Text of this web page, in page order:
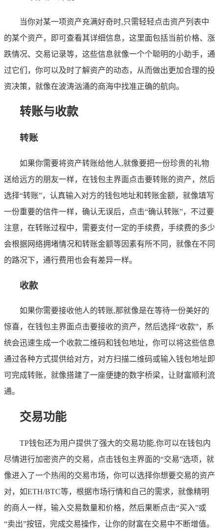
当你对某一项资产充满好奇时,只需轻轻点击资产列表中
的某个资产，即可查看其详细信息，这里面包括当前价格、涨
跌情况、交易记录等，这些信息就像一个个聪明的小助手，通
过它们，你可以及时了解资产的动态，从而做出更加合理的投
资决策，就像在波涛汹涌的商海中找准正确的航向。
转账与收款
转账
如果你需要将资产转账给他人,就像要把一份珍贵的礼物
送给远方的朋友一样，在钱包主界面点击要转账的资产，然后
选择“转账”，认真输入对方的钱包地址和转账金额，就像填写
一份重要的信件一样，确认无误后，点击“确认转账”，不过要
注意，在转账过程中，需要支付一定的手续费，手续费的多少
会根据网络拥堵情况和转账金额等因素有所不同，就像在不同
的路况下，通行费用也会有差异一样。
收款
如果你需要接收他人的转账,那就像是在等待一份美好的
惊喜，在钱包主界面点击要接收的资产，然后选择“收款”，系
统会迅速生成一个收款二维码和钱包地址，你可以将这些信息
通过各种方式提供给对方，对方扫描二维码或输入钱包地址即
可完成转账，就像搭建了一座便捷的数字桥梁，让财富顺利流
通。
交易功能
TP钱包还为用户提供了强大的交易功能,你可以在钱包内
尽情进行加密资产的交易，点击钱包主界面的“交易”选项，就
像进入了一个热闹的交易市场，你可以选择你想要交易的资产
对，如ETH/BTC等，根据市场行情和自己的需求，就像精明
的商人一样，输入交易数量和价格，然后果断点击“买入”或
“卖出”按钮，完成交易操作，让你的财富在交易中不断增值。